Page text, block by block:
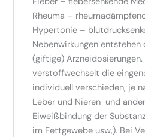
Rheuma –
Hypertonie –
Nebenwirkungen
(giftige) Arzneidosierungen.
verstoffwechselt die
individuell verschieden, je
Leber und Nieren und
Eiweißbindung der
im Fettgewebe usw,). Bei